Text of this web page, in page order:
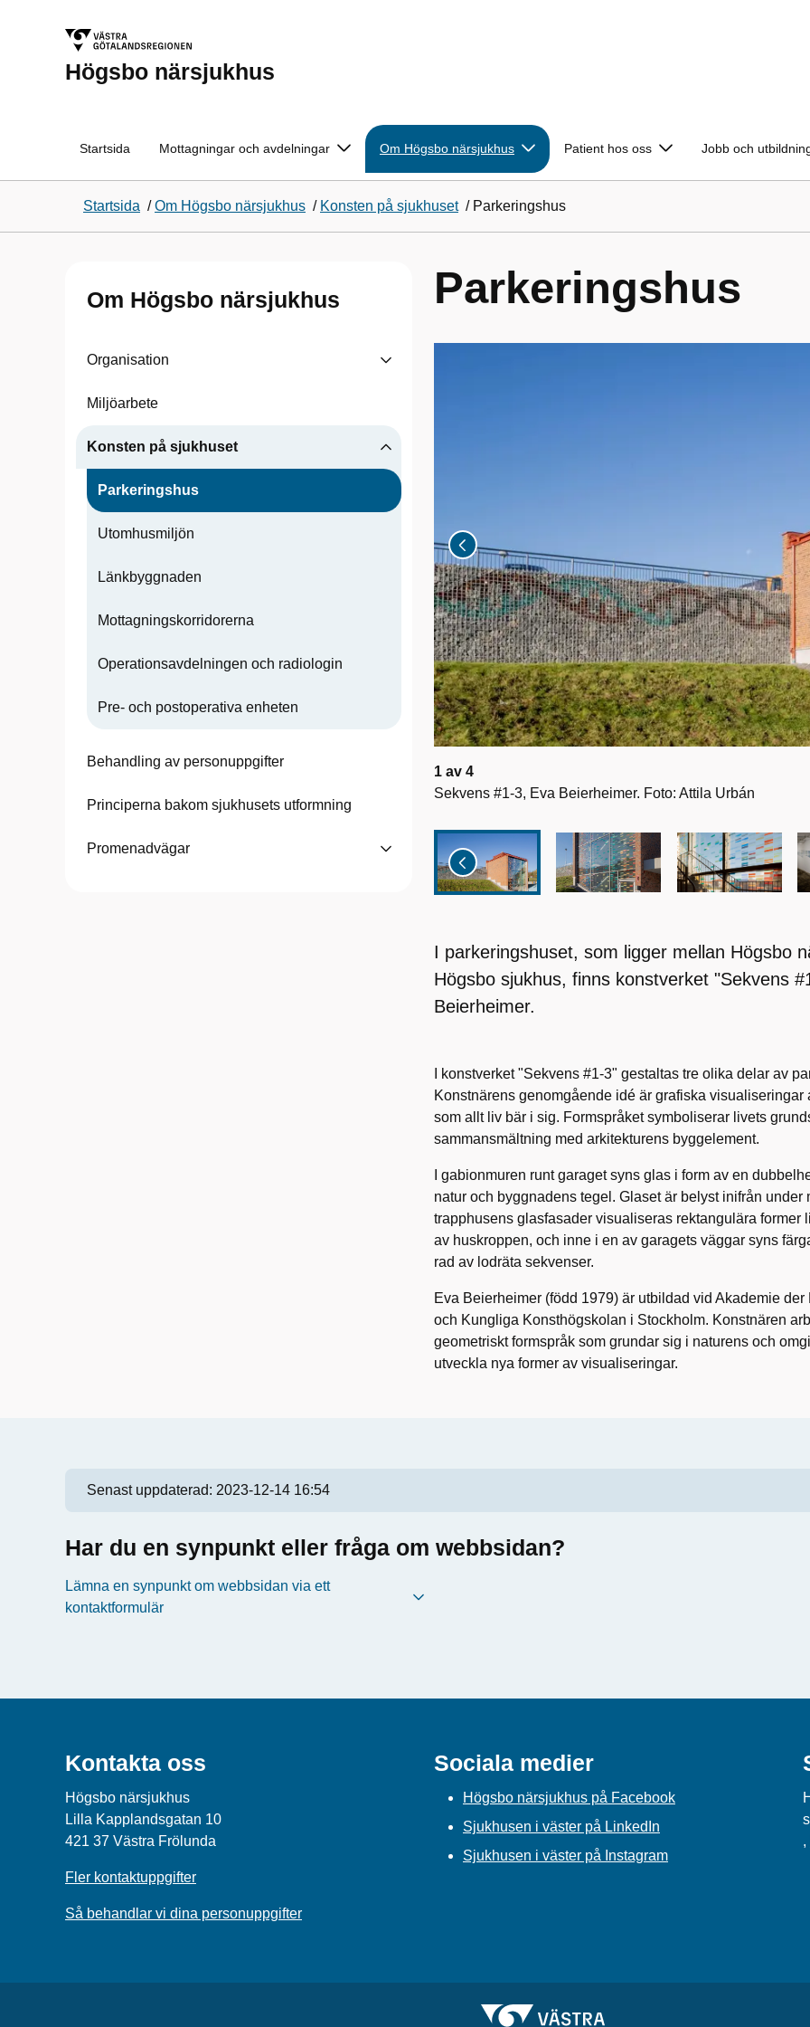
Högsbo närsjukhus
Startsida Mottagningar och avdelningar Om Högsbo närsjukhus Patient hos oss Jobb och
Startsida /Om Högsbo närsjukhus / Konsten på sjukhuset / Parkeringshus
Om Högsbo närsjukhus
Organisation
Miljöarbete
Konsten på sjukhuset
Parkeringshus
Utomhusmiljön
Länkbyggnaden
Mottagningskorridorerna
Operationsavdelningen och radiologin
Pre- och postoperativa enheten
Behandling av personuppgifter
Principerna bakom sjukhusets utformning
Promenadvägar
Parkeringshus
1 av 4
Sekvens #1-3, Eva Beierheimer. Foto: Attila Urbán
I parkeringshuset, som ligger mellan Högsbo
Högsbo sjukhus, finns konstverket "Sekvens
Beierheimer.
I konstverket "Sekvens #1-3" gestaltas tre olika delar av
Konstnärens genomgående idé är grafiska visualiseringar
som allt liv bär i sig. Formspråket symboliserar livets
sammansmältning med arkitekturens byggelement.
I gabionmuren runt garaget syns glas i form av en
natur och byggnadens tegel. Glaset är belyst inifrån under
trapphusens glasfasader visualiseras rektangulära former
av huskroppen, och inne i en av garagets väggar syns
rad av lodräta sekvenser.
Eva Beierheimer (född 1979) är utbildad vid Akademie
och Kungliga Konsthögskolan i Stockholm. Konstnären
geometriskt formspråk som grundar sig i naturens och
utveckla nya former av visualiseringar.
Senast uppdaterad: 2023-12-14 16:54
Har du en synpunkt eller fråga om webbsidan?
Lämna en synpunkt om webbsidan via ett
kontaktformulär
Kontakta oss
Högsbo närsjukhus
Lilla Kapplandsgatan 10
421 37 Västra Frölunda
Fler kontaktuppgifter
Så behandlar vi dina personuppgifter
Sociala medier
Högsbo närsjukhus på Facebook
Sjukhusen i väster på LinkedIn
Sjukhusen i väster på Instagram
,